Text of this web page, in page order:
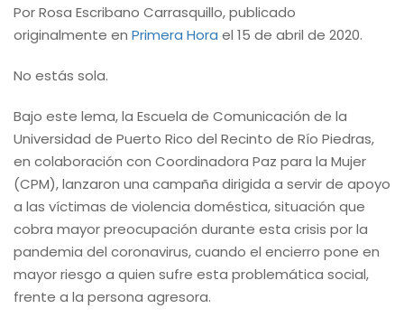
Por Rosa Escribano Carrasquillo, publicado
originalmente en Primera Hora el 15 de abril de 2020.
No estás sola.
Bajo este lema, la Escuela de Comunicación de la
Universidad de Puerto Rico del Recinto de Río Piedras,
en colaboración con Coordinadora Paz para la Mujer
(CPM), lanzaron una campaña dirigida a servir de apoyo
a las víctimas de violencia doméstica, situación que
cobra mayor preocupación durante esta crisis por la
pandemia del coronavirus, cuando el encierro pone en
mayor riesgo a quien sufre esta problemática social,
frente a la persona agresora.